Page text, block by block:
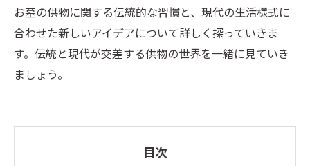
お墓の供物に関する伝統的な習慣と、現代の生活様式に
合わせた新しいアイデアについて詳しく探っていきま
す。伝統と現代が交差する供物の世界を一緒に見ていき
ましょう。
目次